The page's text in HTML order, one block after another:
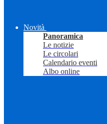
Novità
Panoramica
Le notizie
Le circolari
Calendario eventi
Albo online